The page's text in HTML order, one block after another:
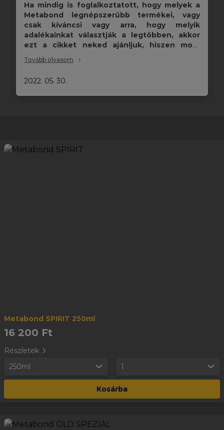
Ha mindig is foglalkoztatott, hogy melyek a
Metabond legnépszerűbb termékei, vagy
csak kíváncsi vagy arra, hogy melyik
adalékainkat választják a legtöbben, akkor
ezt a cikket neked ajánljuk, hiszen most
eláruljuk a TOP 3 slágertermékünket, amivel
nem lehet mellényúlni!
Tovább olvasom
2022. 05. 30.
Metabond SPIRIT 250ml
16 200 Ft
Részletek
250ml
1
Kosárba